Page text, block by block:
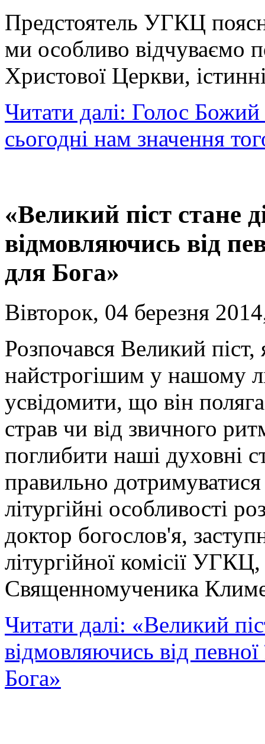
Предстоятель УГКЦ
ми особливо відчуваємо
Христової Церкви,
Читати далі: Голос Божий
сьогодні нам значення
«Великий піст стане
відмовляючись від
для Бога»
Вівторок, 04 березня
Розпочався Великий
найстрогішим у нашому
усвідомити, що він
страв чи від звичного
поглибити наші духовні
правильно
літургійні особливості
доктор богослов'я,
літургійної комісії
Священномученика
Читати далі: «Великий
відмовляючись від
Бога»